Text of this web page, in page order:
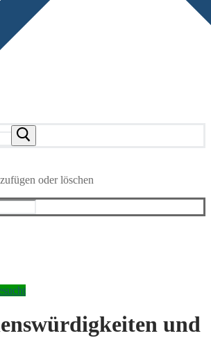
oder löschen
und